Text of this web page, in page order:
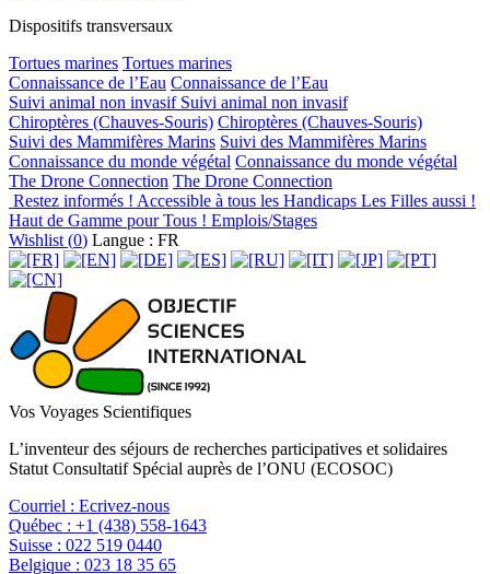
Dispositifs transversaux
Tortues marines Tortues marines
Connaissance de l’Eau Connaissance de l’Eau
Suivi animal non invasif Suivi animal non invasif
Chiroptères (Chauves-Souris) Chiroptères (Chauves-Souris)
Suivi des Mammifères Marins Suivi des Mammifères Marins
Connaissance du monde végétal Connaissance du monde végétal
The Drone Connection The Drone Connection
Restez informés ! Accessible à tous les Handicaps Les Filles aussi !
Haut de Gamme pour Tous ! Emplois/Stages
Wishlist (0) Langue : FR
Vos Voyages Scientifiques
L’inventeur des séjours de recherches participatives et solidaires
Statut Consultatif Spécial auprès de l’ONU (ECOSOC)
Courriel : Ecrivez-nous
Québec : +1 (438) 558-1643
Suisse : 022 519 0440
Belgique : 023 18 35 65